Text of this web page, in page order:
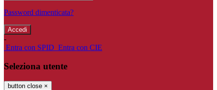
Password dimenticata?
-
Entra con SPID Entra con CIE
Seleziona utente
button close ×